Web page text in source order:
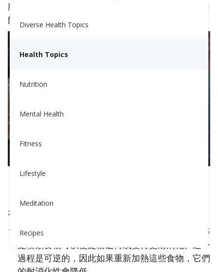
Diverse Health Topics
Health Topics
Nutrition
Mental Health
Fitness
Lifestyle
Meditation
Recipes
腸道健康和通過改善胰島素敏感性來控制血糖，增加
飽腹感，並可能降低結腸癌的風險。
有幾種方法可以攝取耐消化淀粉：
烹煮和冷卻：
土豆、米飯和意大利麵等
淀粉類食物可以使淀粉逆轉或變得更耐消化。這一
過程是可逆的，因此如果重新加熱這些食物，它們